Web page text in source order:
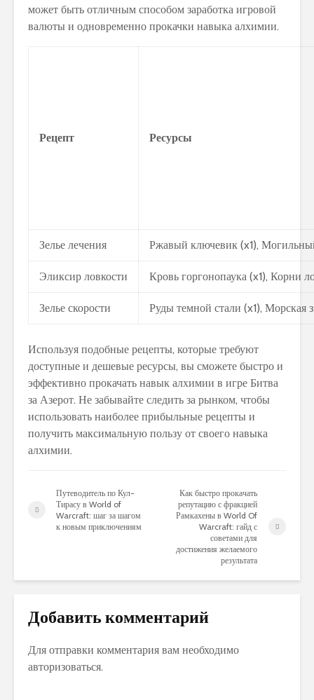
может быть отличным способом заработка игровой
валюты и одновременно прокачки навыка алхимии.
Рецепт Ресурсы
Зелье лечения Ржавый ключевик (x1),
Эликсир ловкости Кровь горгонопаука (x1), Корни
Зелье скорости Руды темной стали (x1), Морская
Используя подобные рецепты, которые требуют
доступные и дешевые ресурсы, вы сможете быстро и
эффективно прокачать навык алхимии в игре Битва
за Азерот. Не забывайте следить за рынком, чтобы
использовать наиболее прибыльные рецепты и
получить максимальную пользу от своего навыка
алхимии.
Путеводитель по Кул-
Тирасу в World of
Warcraft: шаг за шагом
к новым приключениям
Как быстро прокачать
репутацию с фракцией
Рамкахены в World Of
Warcraft: гайд с
советами для
достижения желаемого
результата
Добавить комментарий
Для отправки комментария вам необходимо
авторизоваться.